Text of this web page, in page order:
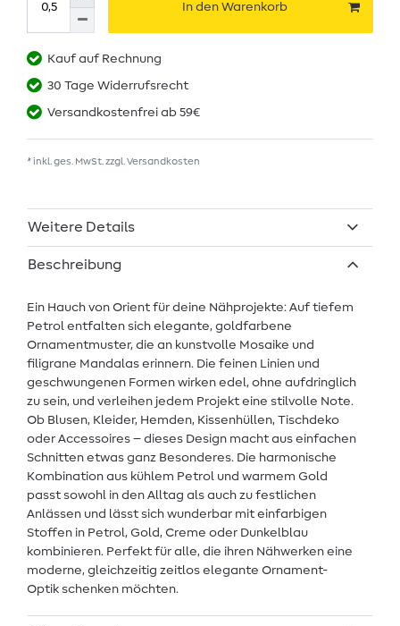
In den Warenkorb
Kauf auf Rechnung
30 Tage Widerrufsrecht
Versandkostenfrei ab 59€
* inkl. ges. MwSt. zzgl. Versandkosten
Weitere Details
Beschreibung
Ein Hauch von Orient für deine Nähprojekte: Auf tiefem
Petrol entfalten sich elegante, goldfarbene
Ornamentmuster, die an kunstvolle Mosaike und
filigrane Mandalas erinnern. Die feinen Linien und
geschwungenen Formen wirken edel, ohne aufdringlich
zu sein, und verleihen jedem Projekt eine stilvolle Note.
Ob Blusen, Kleider, Hemden, Kissenhüllen, Tischdeko
oder Accessoires – dieses Design macht aus einfachen
Schnitten etwas ganz Besonderes. Die harmonische
Kombination aus kühlem Petrol und warmem Gold
passt sowohl in den Alltag als auch zu festlichen
Anlässen und lässt sich wunderbar mit einfarbigen
Stoffen in Petrol, Gold, Creme oder Dunkelblau
kombinieren. Perfekt für alle, die ihren Nähwerken eine
moderne, gleichzeitig zeitlos elegante Ornament-
Optik schenken möchten.